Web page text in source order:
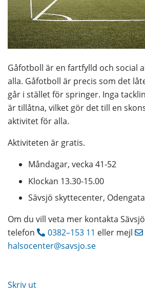
Gåfotboll är en fartfylld och social
alla. Gåfotboll är precis som det
går i stället för springer. Inga
är tillåtna, vilket gör det till en
aktivitet för alla.
Aktiviteten är gratis.
Måndagar, vecka 41-52
Klockan 13.30-15.00
Sävsjö skyttecenter,
Om du vill veta mer kontakta
telefon
0382–153 11 eller mejl
halsocenter@savsjo.se
Skriv ut